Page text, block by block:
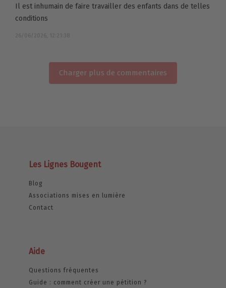
Il est inhumain de faire travailler des enfants dans de telles
conditions
26/06/2026, 12:21:38
Charger plus de commentaires
Les Lignes Bougent
Blog
Associations mises en lumière
Contact
Aide
Questions fréquentes
Guide : comment créer une pétition ?